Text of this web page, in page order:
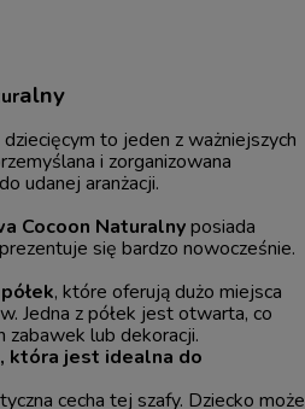
alny
to jeden z ważniejszych
i zorganizowana
udanej aranżacji.
Cocoon Naturalnyposiada
się bardzo nowocześnie.
, które oferują dużo miejsca
Jedna z półek jest otwarta, co
zabawek lub dekoracji.
która jest idealna do
cecha tej szafy. Dziecko może